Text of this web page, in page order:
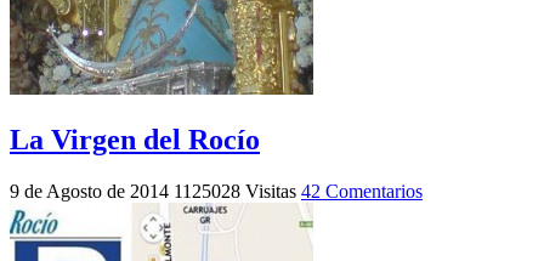
La Virgen del Rocío
9 de Agosto de 2014 1125028 Visitas 42 Comentarios